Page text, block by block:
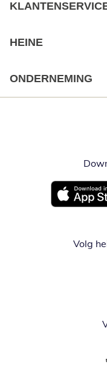
HEINE
ONDERNEMING
Opent in
Volg